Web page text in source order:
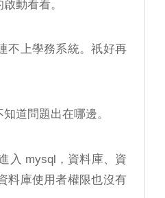
動看看。
不上學務系統。祇好再
道問題出在哪邊。
入 mysql，資料庫、資
料庫使用者權限也沒有